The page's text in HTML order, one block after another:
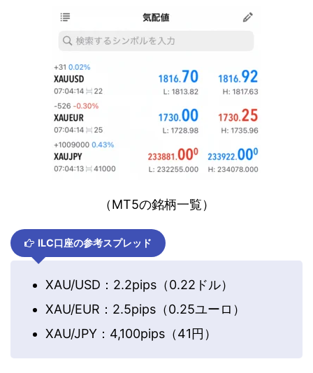
（MT5の銘柄一覧）
ILC口座の参考スプレッド
XAU/USD：2.2pips（0.22ドル）
XAU/EUR：2.5pips（0.25ユーロ）
XAU/JPY：4,100pips（41円）